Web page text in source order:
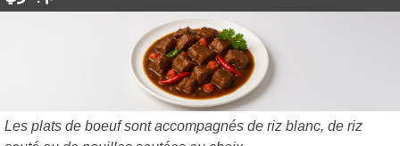
Les plats de boeuf sont accompagnés de riz blanc, de riz